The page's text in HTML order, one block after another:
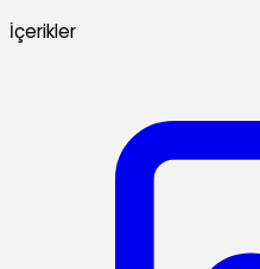
İçerikler